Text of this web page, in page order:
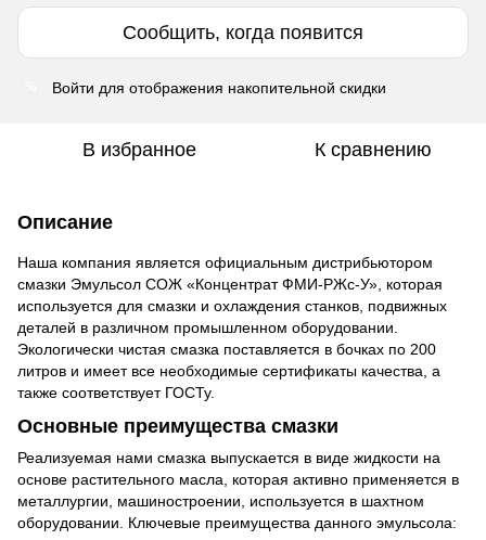
Сообщить, когда появится
Войти для отображения накопительной скидки
В избранное К сравнению
Описание
Наша компания является официальным дистрибьютором
смазки Эмульсол СОЖ «Концентрат ФМИ-РЖс-У», которая
используется для смазки и охлаждения станков, подвижных
деталей в различном промышленном оборудовании.
Экологически чистая смазка поставляется в бочках по 200
литров и имеет все необходимые сертификаты качества, а
также соответствует ГОСТу.
Основные преимущества смазки
Реализуемая нами смазка выпускается в виде жидкости на
основе растительного масла, которая активно применяется в
металлургии, машиностроении, используется в шахтном
оборудовании. Ключевые преимущества данного эмульсола: